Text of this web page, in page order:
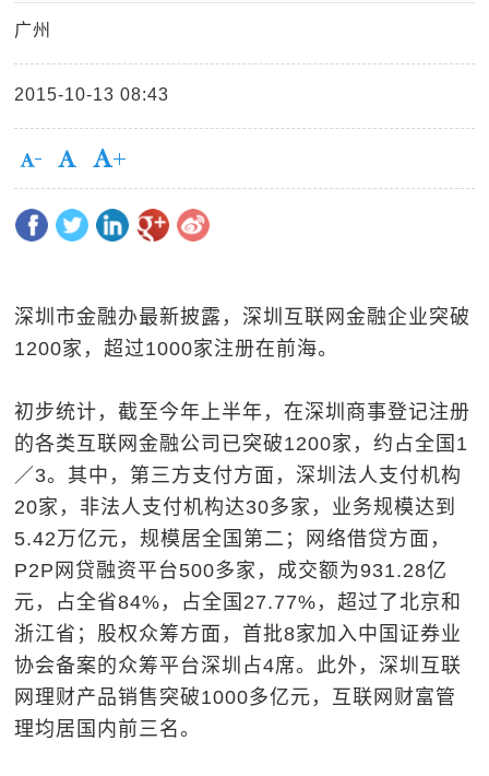
广州
2015-10-13 08:43
深圳市金融办最新披露，深圳互联网金融企业突破
1200家，超过1000家注册在前海。
初步统计，截至今年上半年，在深圳商事登记注册
的各类互联网金融公司已突破1200家，约占全国1
／3。其中，第三方支付方面，深圳法人支付机构
20家，非法人支付机构达30多家，业务规模达到
5.42万亿元，规模居全国第二；网络借贷方面，
P2P网贷融资平台500多家，成交额为931.28亿
元，占全省84%，占全国27.77%，超过了北京和
浙江省；股权众筹方面，首批8家加入中国证券业
协会备案的众筹平台深圳占4席。此外，深圳互联
网理财产品销售突破1000多亿元，互联网财富管
理均居国内前三名。